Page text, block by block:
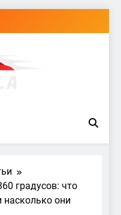
градусов: что
насколько они